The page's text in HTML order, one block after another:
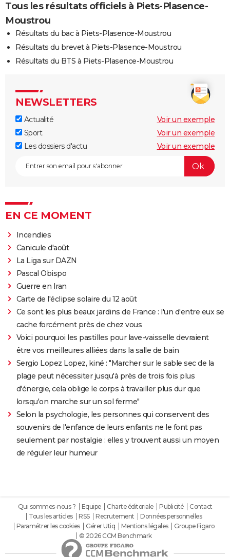
Tous les résultats officiels à Piets-Plasence-
Moustrou
Résultats du bac à Piets-Plasence-Moustrou
Résultats du brevet à Piets-Plasence-Moustrou
Résultats du BTS à Piets-Plasence-Moustrou
NEWSLETTERS
Actualité
Voir un exemple
Sport
Voir un exemple
Les dossiers d'actu
Voir un exemple
EN CE MOMENT
Incendies
Canicule d'août
La Liga sur DAZN
Pascal Obispo
Guerre en Iran
Carte de l'éclipse solaire du 12 août
Ce sont les plus beaux jardins de France : l'un d'entre eux se
cache forcément près de chez vous
Voici pourquoi les pastilles pour lave-vaisselle devraient
être vos meilleures alliées dans la salle de bain
Sergio Lopez Lopez, kiné : "Marcher sur le sable sec de la
plage peut nécessiter jusqu'à près de trois fois plus
d'énergie, cela oblige le corps à travailler plus dur que
lorsqu'on marche sur un sol ferme"
Selon la psychologie, les personnes qui conservent des
souvenirs de l'enfance de leurs enfants ne le font pas
seulement par nostalgie : elles y trouvent aussi un moyen
de réguler leur humeur
Qui sommes-nous ? Equipe Charte éditoriale Publicité
Contact
Tous les articles
RSS Recrutement
Données personnelles
Paramétrer les cookies
Gérer Utiq Mentions légales
Groupe Figaro
© 2026 CCM Benchmark